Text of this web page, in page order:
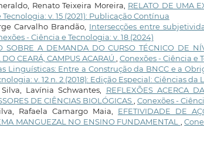
Renato Teixeira Moreira, RELATO DE UMA
v. 15 (2021): Publicação Contínua
Carvalho Brandão, Intersecções entre
- Ciência e Tecnologia: v. 18 (2024)
SOBRE A DEMANDA DO CURSO TÉCNICO DE
CEARÁ, CAMPUS ACARAÚ , Conexões - Ciência e
Linguísticas: Entre a Construção da BNCC e a
v. 12 n. 2 (2018): Edição Especial: Ciências
Lavínia Schwantes, REFLEXÕES ACERCA
DE CIÊNCIAS BIOLÓGICAS, Conexões -
Rafaela Camargo Maia, EFETIVIDADE DE
MANGUEZAL NO ENSINO FUNDAMENTAL ,